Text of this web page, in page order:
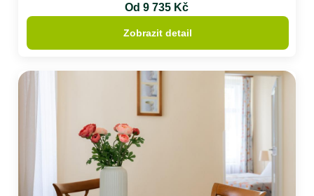
Od 9 735 Kč
Zobrazit detail